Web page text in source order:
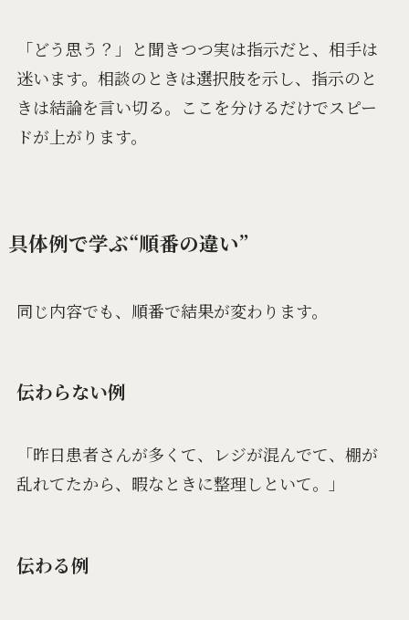
「どう思う？」と聞きつつ実は指示だと、相手は
迷います。相談のときは選択肢を示し、指示のと
きは結論を言い切る。ここを分けるだけでスピー
ドが上がります。
具体例で学ぶ“順番の違い”
同じ内容でも、順番で結果が変わります。
伝わらない例
「昨日患者さんが多くて、レジが混んでて、棚が
乱れてたから、暇なときに整理しといて。」
伝わる例